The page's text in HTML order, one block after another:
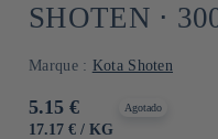
SHOTEN ⋅
Marque : Kota Shoten
Precio
habitual
5.15 €
PRECIO
17.17 € / POR
KG
Agotado